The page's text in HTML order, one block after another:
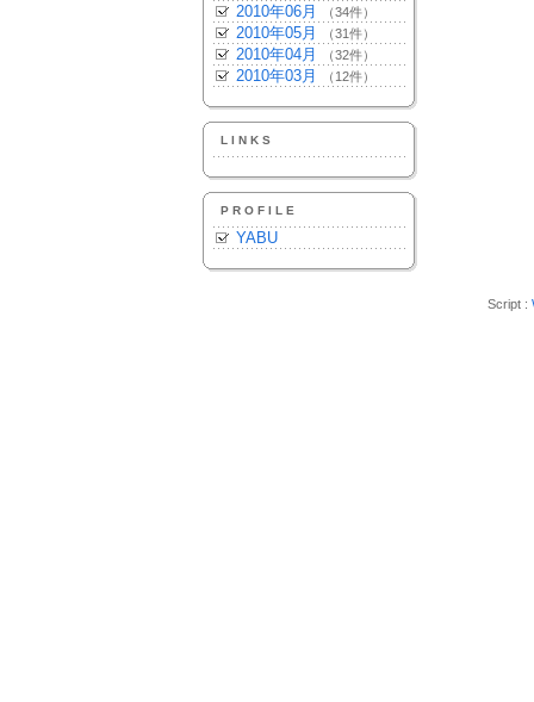
2010年06月 （34件）
2010年05月 （31件）
2010年04月 （32件）
2010年03月 （12件）
LINKS
PROFILE
YABU
Script :